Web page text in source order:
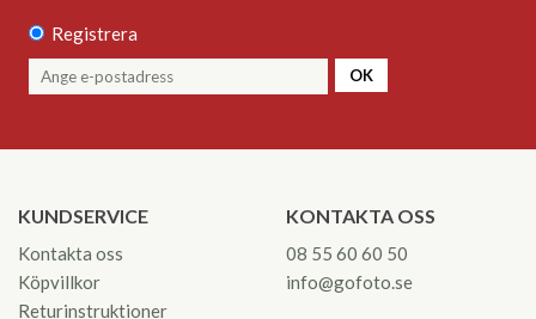
Registrera
OK
KUNDSERVICE
Kontakta oss
Köpvillkor
Returinstruktioner
KONTAKTA OSS
08 55 60 60 50
info@gofoto.se